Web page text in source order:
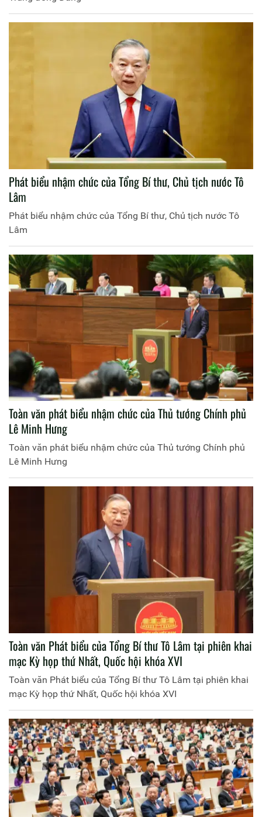
Phát biểu nhậm chức của Tổng Bí thư, Chủ tịch nước Tô
Lâm
Phát biểu nhậm chức của Tổng Bí thư, Chủ tịch nước Tô
Lâm
Toàn văn phát biểu nhậm chức của Thủ tướng Chính phủ
Lê Minh Hưng
Toàn văn phát biểu nhậm chức của Thủ tướng Chính phủ
Lê Minh Hưng
Toàn văn Phát biểu của Tổng Bí thư Tô Lâm tại phiên khai
mạc Kỳ họp thứ Nhất, Quốc hội khóa XVI
Toàn văn Phát biểu của Tổng Bí thư Tô Lâm tại phiên khai
mạc Kỳ họp thứ Nhất, Quốc hội khóa XVI